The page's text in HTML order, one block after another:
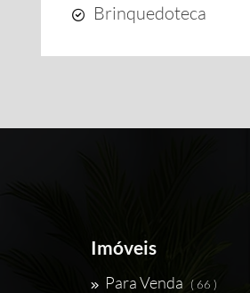
Brinquedoteca
Imóveis
Para Venda ( 66 )